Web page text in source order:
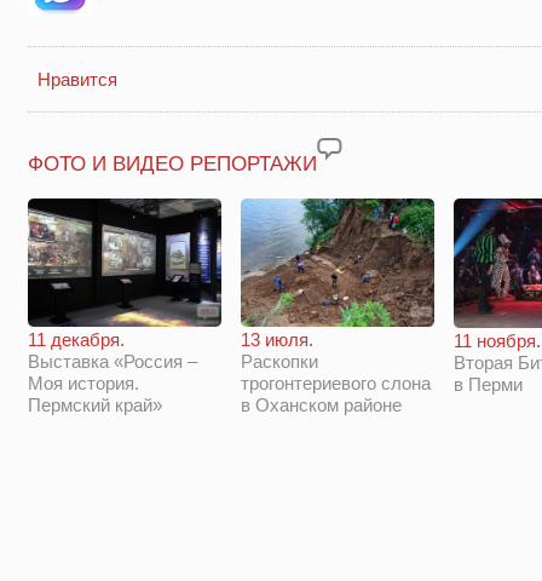
Нравится
ФОТО И ВИДЕО РЕПОРТАЖИ
11 декабря.
Выставка «Россия –
Моя история.
Пермский край»
13 июля.
Раскопки
трогонтериевого слона
в Оханском районе
11 ноября.
Вторая
в Перми